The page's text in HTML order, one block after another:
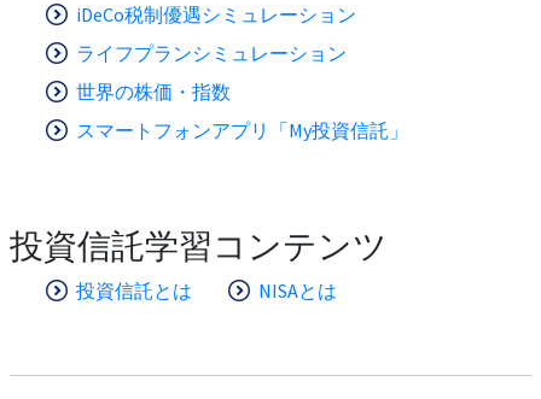
iDeCo税制優遇シミュレーション
ライフプランシミュレーション
世界の株価・指数
スマートフォンアプリ「My投資信託」
投資信託学習コンテンツ
投資信託とは NISAとは